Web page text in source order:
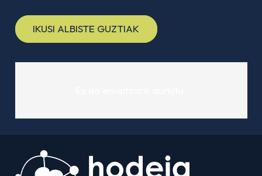
IKUSI ALBISTE GUZTIAK